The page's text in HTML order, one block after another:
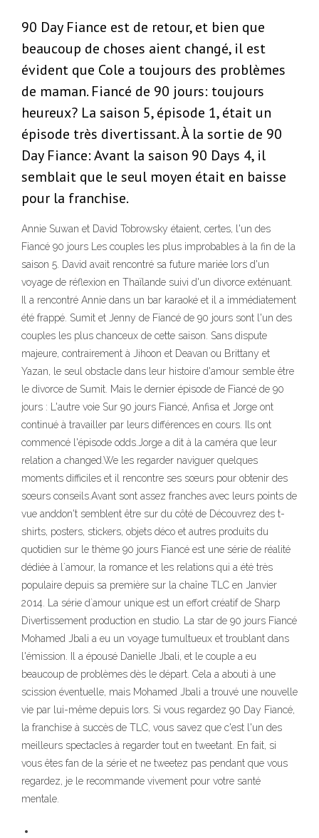
90 Day Fiance est de retour, et bien que
beaucoup de choses aient changé, il est
évident que Cole a toujours des problèmes
de maman. Fiancé de 90 jours: toujours
heureux? La saison 5, épisode 1, était un
épisode très divertissant. À la sortie de 90
Day Fiance: Avant la saison 90 Days 4, il
semblait que le seul moyen était en baisse
pour la franchise.
Annie Suwan et David Tobrowsky étaient, certes, l'un des
Fiancé 90 jours Les couples les plus improbables à la fin de la
saison 5. David avait rencontré sa future mariée lors d'un
voyage de réflexion en Thaïlande suivi d'un divorce exténuant.
Il a rencontré Annie dans un bar karaoké et il a immédiatement
été frappé. Sumit et Jenny de Fiancé de 90 jours sont l'un des
couples les plus chanceux de cette saison. Sans dispute
majeure, contrairement à Jihoon et Deavan ou Brittany et
Yazan, le seul obstacle dans leur histoire d'amour semble être
le divorce de Sumit. Mais le dernier épisode de Fiancé de 90
jours : L'autre voie Sur 90 jours Fiancé, Anfisa et Jorge ont
continué à travailler par leurs différences en cours. Ils ont
commencé l'épisode odds.Jorge a dit à la caméra que leur
relation a changed.We les regarder naviguer quelques
moments difficiles et il rencontre ses sœurs pour obtenir des
sœurs conseils.Avant sont assez franches avec leurs points de
vue anddon't semblent être sur du côté de Découvrez des t-
shirts, posters, stickers, objets déco et autres produits du
quotidien sur le thème 90 jours Fiancé est une série de réalité
dédiée à l`amour, la romance et les relations qui a été très
populaire depuis sa première sur la chaîne TLC en Janvier
2014. La série d`amour unique est un effort créatif de Sharp
Divertissement production en studio. La star de 90 jours Fiancé
Mohamed Jbali a eu un voyage tumultueux et troublant dans
l'émission. Il a épousé Danielle Jbali, et le couple a eu
beaucoup de problèmes dès le départ. Cela a abouti à une
scission éventuelle, mais Mohamed Jbali a trouvé une nouvelle
vie par lui-même depuis lors. Si vous regardez 90 Day Fiancé,
la franchise à succès de TLC, vous savez que c'est l'un des
meilleurs spectacles à regarder tout en tweetant. En fait, si
vous êtes fan de la série et ne tweetez pas pendant que vous
regardez, je le recommande vivement pour votre santé
mentale.